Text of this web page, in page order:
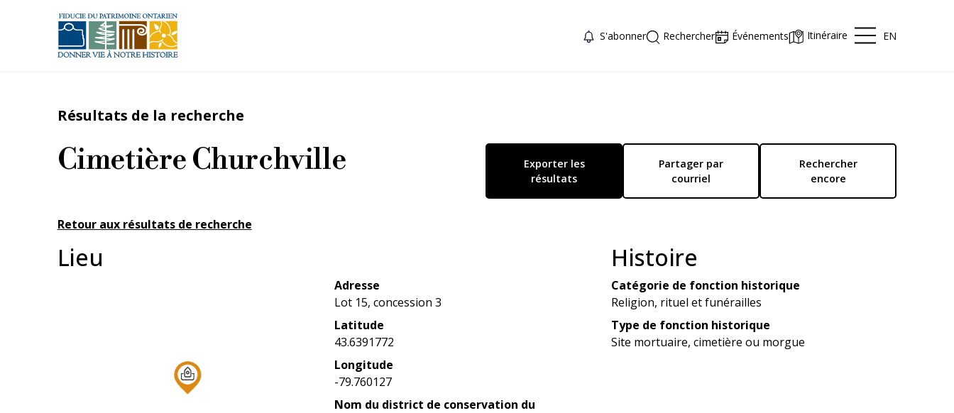
S'abonner Rechercher Événements Itinéraire EN
Résultats de la recherche
Cimetière Churchville
Exporter les
résultats
Partager par
courriel
Rechercher
encore
Retour aux résultats de recherche
Lieu
Adresse
Lot 15, concession 3
Latitude
43.6391772
Longitude
-79.760127
Nom du district de conservation du
Histoire
Catégorie de fonction historique
Religion, rituel et funérailles
Type de fonction historique
Site mortuaire, cimetière ou morgue